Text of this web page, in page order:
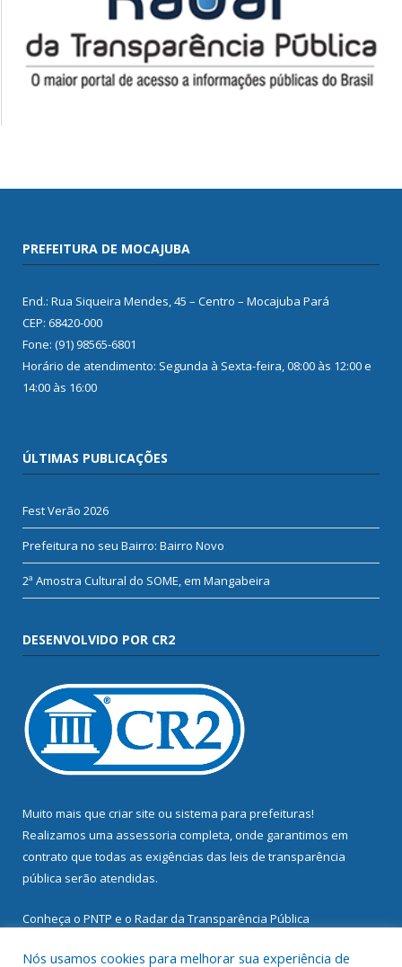
PREFEITURA DE MOCAJUBA
End.: Rua Siqueira Mendes, 45 – Centro – Mocajuba Pará
CEP: 68420-000
Fone: (91) 98565-6801
Horário de atendimento: Segunda à Sexta-feira, 08:00 às 12:00 e
14:00 às 16:00
ÚLTIMAS PUBLICAÇÕES
Fest Verão 2026
Prefeitura no seu Bairro: Bairro Novo
2ª Amostra Cultural do SOME, em Mangabeira
DESENVOLVIDO POR CR2
Muito mais que criar site ou sistema para prefeituras!
Realizamos uma assessoria completa, onde garantimos em
contrato que todas as exigências das leis de transparência
pública serão atendidas.
Conheça o PNTP e o Radar da Transparência Pública
Nós usamos cookies para melhorar sua experiência de